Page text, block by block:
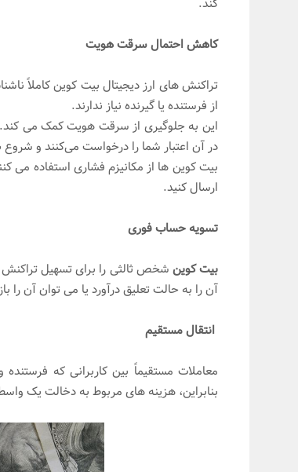
کاهش احتمال سرقت هویت
تراکنش های ارز دیجیتال بیت کوین کاملاً
از فرستنده یا گیرنده نیاز ندارند.
این به جلوگیری از سرقت هویت کمک می کند.
در آن اعتبار شما را درخواست می‌کنند و
بیت کوین ها از مکانیزم فشاری استفاده می
ارسال کنید.
تسویه حساب فوری
بیت کوینشخص ثالثی را برای تسهیل
آن را به حالت تعلیق درآورد یا می توان آن را
انتقال مستقیم
معاملات مستقیماً بین کاربرانی که
بنابراین، هزینه های مربوط به دخالت یک